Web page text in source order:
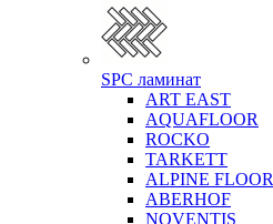
SPC ламинат
ART EAST
AQUAFLOOR
ROCKO
TARKETT
ALPINE FLOOR
ABERHOF
NOVENTIS